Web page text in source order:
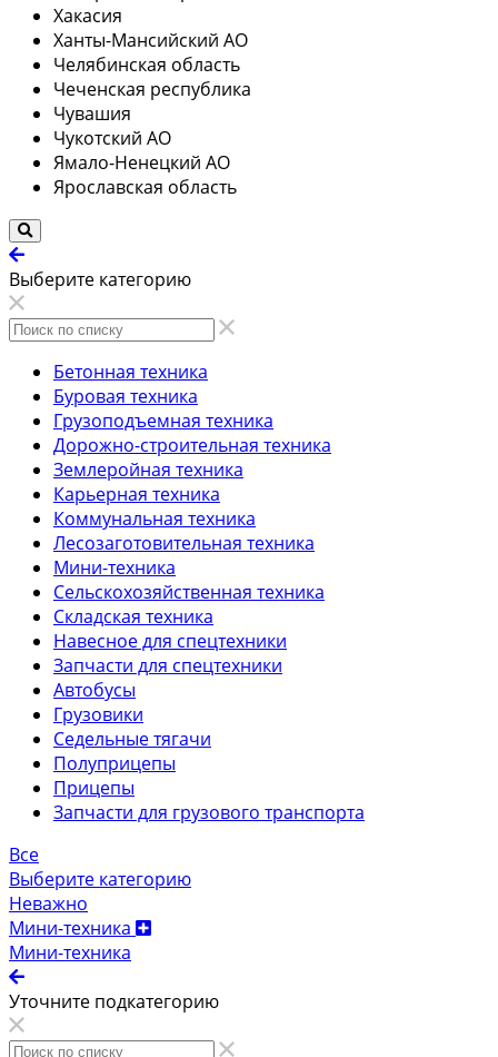
Хакасия
Ханты-Мансийский АО
Челябинская область
Чеченская республика
Чувашия
Чукотский АО
Ямало-Ненецкий АО
Ярославская область
Выберите категорию
Бетонная техника
Буровая техника
Грузоподъемная техника
Дорожно-строительная техника
Землеройная техника
Карьерная техника
Коммунальная техника
Лесозаготовительная техника
Мини-техника
Сельскохозяйственная техника
Складская техника
Навесное для спецтехники
Запчасти для спецтехники
Автобусы
Грузовики
Седельные тягачи
Полуприцепы
Прицепы
Запчасти для грузового транспорта
Все
Выберите категорию
Неважно
Мини-техника
Мини-техника
Уточните подкатегорию